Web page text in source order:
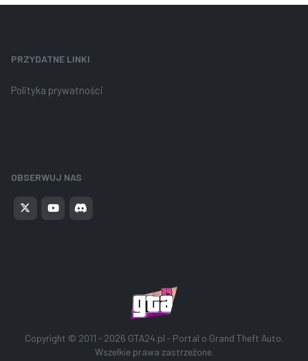
PRZYDATNE LINKI
Polityka prywatności
OBSERWUJ NAS
Copyright © 2011 - 2026 GTA24.pl - Portal o Grand Theft Auto.
Wszelkie prawa zastrzeżone.